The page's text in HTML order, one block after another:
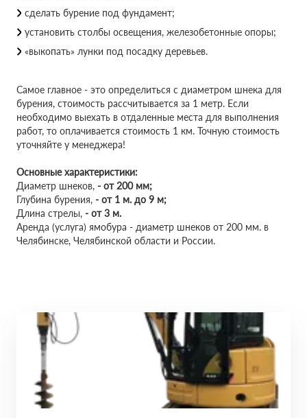
сделать бурение под фундамент;
установить столбы освещения, железобетонные опоры;
«выкопать» лунки под посадку деревьев.
Самое главное - это определиться с диаметром шнека для
бурения, стоимость рассчитывается за 1 метр. Если
необходимо выехать в отдаленные места для выполнения
работ, то оплачивается стоимость 1 км. Точную стоимость
уточняйте у менеджера!
Основные характеристики:
Диаметр шнеков, - от 200 мм;
Глубина бурения, - от 1 м. до 9 м;
Длина стрелы, - от 3 м.
Аренда (услуга) ямобура - диаметр шнеков от 200 мм. в
Челябинске, Челябинской области и России.